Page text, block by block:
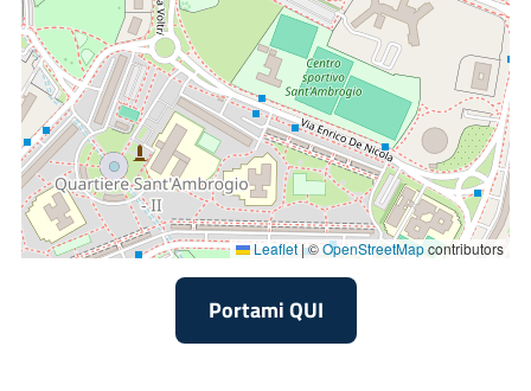
trattamento è sempre con accesso mininvasivo video-
assistito e dosaggio intra-operatorio del paratormone. Nei
re-interventi per recidive neoplastiche tiroidee o di
iperparatiroidismo è possibile il trattamento con chirurgia
radio-guidata. Per la patologia nodulare benigna, in casi
selezionati sempre da un' équipe multidiscilpinare
(Endocrinologo, Radiologo e Chirurgo), è possibile un
regime di day hospital, erogato dallaStruttura Complessa di
, con ricovero in regime di Day Hospital presso la
Leaflet |©OpenStreetMapcontributors
Portami QUI